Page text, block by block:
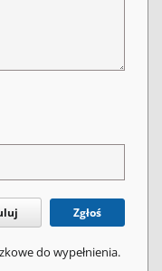
Zgłoś
do wypełnienia.